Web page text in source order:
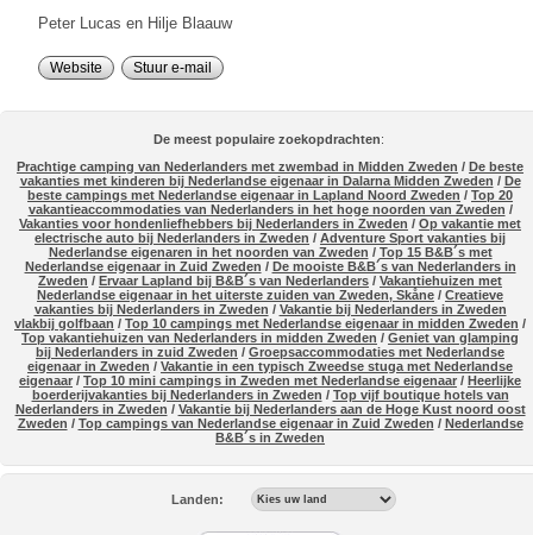
Peter Lucas en Hilje Blaauw
Website Stuur e-mail
De meest populaire zoekopdrachten:
Prachtige camping van Nederlanders met zwembad in Midden Zweden /De beste
vakanties met kinderen bij Nederlandse eigenaar in Dalarna Midden Zweden / De
beste campings met Nederlandse eigenaar in Lapland Noord Zweden /Top 20
vakantieaccommodaties van Nederlanders in het hoge noorden van Zweden /
Vakanties voor hondenliefhebbers bij Nederlanders in Zweden /Op vakantie met
electrische auto bij Nederlanders in Zweden /Adventure Sport vakanties bij
Nederlandse eigenaren in het noorden van Zweden / Top 15 B&B´s met
Nederlandse eigenaar in Zuid Zweden / De mooiste B&B´s van Nederlanders in
Zweden /Ervaar Lapland bij B&B´s van Nederlanders /Vakantiehuizen met
Nederlandse eigenaar in het uiterste zuiden van Zweden, Skåne /Creatieve
vakanties bij Nederlanders in Zweden / Vakantie bij Nederlanders in Zweden
vlakbij golfbaan /Top 10 campings met Nederlandse eigenaar in midden Zweden /
Top vakantiehuizen van Nederlanders in midden Zweden /Geniet van glamping
bij Nederlanders in zuid Zweden /Groepsaccommodaties met Nederlandse
eigenaar in Zweden /Vakantie in een typisch Zweedse stuga met Nederlandse
eigenaar /Top 10 mini campings in Zweden met Nederlandse eigenaar /Heerlijke
boerderijvakanties bij Nederlanders in Zweden / Top vijf boutique hotels van
Nederlanders in Zweden / Vakantie bij Nederlanders aan de Hoge Kust noord oost
Zweden / Top campings van Nederlandse eigenaar in Zuid Zweden / Nederlandse
B&B´s in Zweden
Landen: